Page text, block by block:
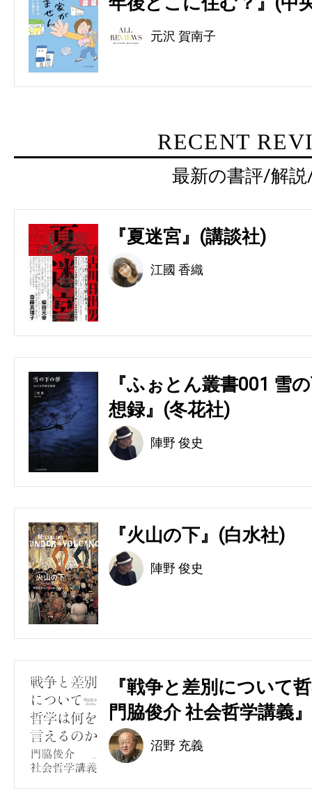
元沢 賀南子
RECENT
最新の書評/解
『夏迷宮』(講談社)
江國 香織
『ふぉとん叢書001 雪
想録』(冬花社)
陣野 俊史
『火山の下』(白水社)
陣野 俊史
『戦争と差別について
門脇俊介 社会哲学講義
沼野 充義